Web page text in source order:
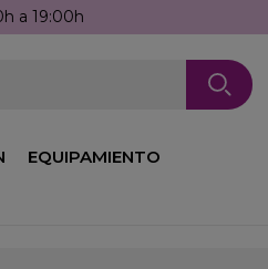
Llámanos: 976 25 59 91
EQUIPAMIENTO